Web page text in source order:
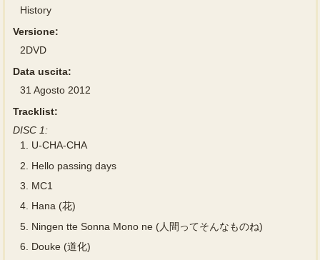
History
Versione:
2DVD
Data uscita:
31 Agosto 2012
Tracklist:
DISC 1:
1.
U-CHA-CHA
2.
Hello passing days
3.
MC1
4. Hana (花)
5. Ningen tte Sonna Mono ne (人間ってそんなものね)
6.
Douke (道化)